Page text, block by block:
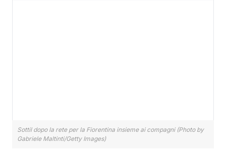
Sottil dopo la rete per la Fiorentina insieme ai compagni (Photo by
Gabriele Maltinti/Getty Images)